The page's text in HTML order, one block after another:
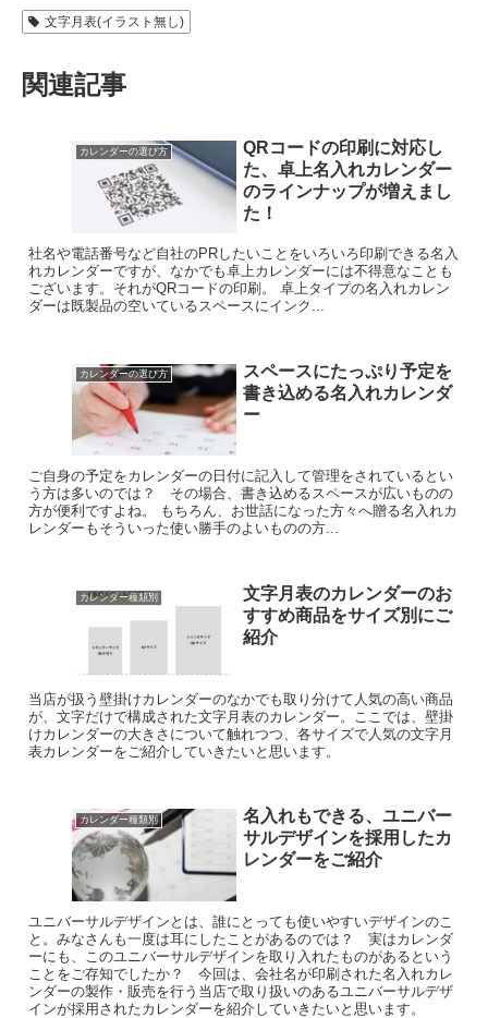
文字月表(イラスト無し)
関連記事
カレンダーの選び方
QRコードの印刷に対応し
た、卓上名入れカレンダー
のラインナップが増えまし
た！
社名や電話番号など自社のPRしたいことをいろいろ印刷できる名入
れカレンダーですが、なかでも卓上カレンダーには不得意なことも
ございます。それがQRコードの印刷。 卓上タイプの名入れカレン
ダーは既製品の空いているスペースにインク...
カレンダーの選び方
スペースにたっぷり予定を
書き込める名入れカレンダ
ー
ご自身の予定をカレンダーの日付に記入して管理をされているとい
う方は多いのでは？ その場合、書き込めるスペースが広いものの
方が便利ですよね。 もちろん、お世話になった方々へ贈る名入れカ
レンダーもそういった使い勝手のよいものの方...
カレンダー種類別
文字月表のカレンダーのお
すすめ商品をサイズ別にご
紹介
当店が扱う壁掛けカレンダーのなかでも取り分けて人気の高い商品
が、文字だけで構成された文字月表のカレンダー。ここでは、壁掛
けカレンダーの大きさについて触れつつ、各サイズで人気の文字月
表カレンダーをご紹介していきたいと思います。
カレンダー種類別
名入れもできる、ユニバー
サルデザインを採用したカ
レンダーをご紹介
ユニバーサルデザインとは、誰にとっても使いやすいデザインのこ
と。みなさんも一度は耳にしたことがあるのでは？ 実はカレンダ
ーにも、このユニバーサルデザインを取り入れたものがあるという
ことをご存知でしたか？ 今回は、会社名が印刷された名入れカレ
ンダーの製作・販売を行う当店で取り扱いのあるユニバーサルデザ
インが採用されたカレンダーを紹介していきたいと思います。